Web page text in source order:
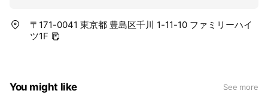
〒171-0041 東京都 豊島区千川 1-11-10 ファミリーハイ
ツ1F
You might like See more